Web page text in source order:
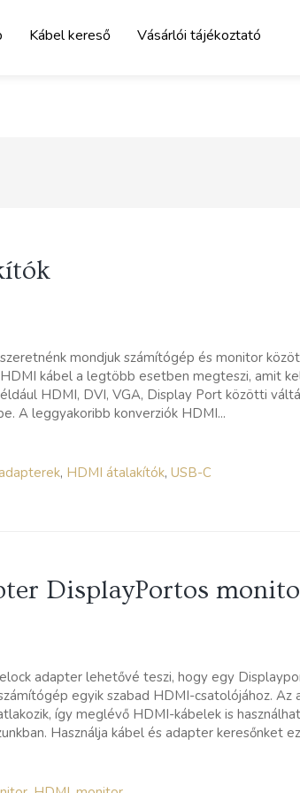
Kábel kereső Vásárlói tájékoztató
mondjuk számítógép és monitor
kábel a legtöbb esetben megteszi, amit
HDMI, DVI, VGA, Display Port közötti
A leggyakoribb konverziók HDMI...
, HDMI átalakítók, USB-C
DisplayPortos
adapter lehetővé teszi, hogy egy
egyik szabad HDMI-csatolójához. Az
így meglévő HDMI-kábelek is
Használja kábel és adapter keresőnket